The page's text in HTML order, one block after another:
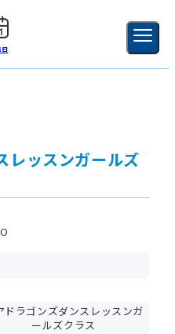
日 新規登録
レッスンガールズ
ドラゴンズダンスレッスンガ
ールズクラス